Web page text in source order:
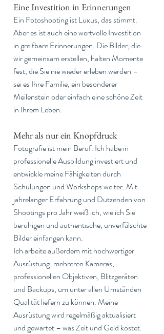
Eine Investition in Erinnerungen
Ein Fotoshooting ist Luxus, das stimmt.
Aber es ist auch eine wertvolle Investition
in greifbare Erinnerungen. Die Bilder, die
wir gemeinsam erstellen, halten Momente
fest, die Sie nie wieder erleben werden –
sei es Ihre Familie, ein besonderer
Meilenstein oder einfach eine schöne Zeit
in Ihrem Leben.
Mehr als nur ein Knopfdruck
Fotografie ist mein Beruf. Ich habe in
professionelle Ausbildung investiert und
entwickle meine Fähigkeiten durch
Schulungen und Workshops weiter. Mit
jahrelanger Erfahrung und Dutzenden von
Shootings pro Jahr weiß ich, wie ich Sie
beruhigen und authentische, unverfälschte
Bilder einfangen kann.
Ich arbeite außerdem mit hochwertiger
Ausrüstung: mehreren Kameras,
professionellen Objektiven, Blitzgeräten
und Backups, um unter allen Umständen
Qualität liefern zu können. Meine
Ausrüstung wird regelmäßig aktualisiert
und gewartet – was Zeit und Geld kostet.